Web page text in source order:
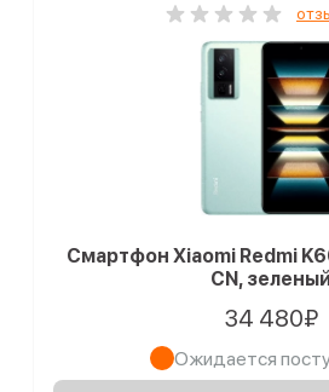
Смартфон Xiaomi Redmi
CN, зеленый
34 480₽
Ожидается